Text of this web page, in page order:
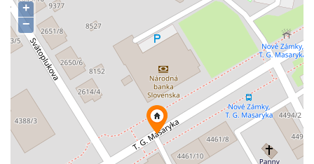
+
−